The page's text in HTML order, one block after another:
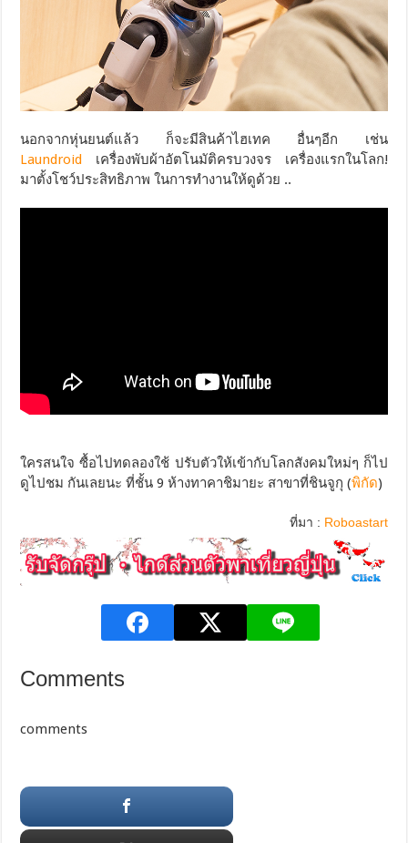
นอกจากหุ่นยนต์แล้ว ก็จะมีสินค้าไฮเทค อื่นๆอีก เช่น
Laundroid เครื่องพับผ้าอัตโนมัติครบวงจร เครื่องแรกในโลก!
มาตั้งโชว์ประสิทธิภาพ ในการทำงานให้ดูด้วย ..
ใครสนใจ ซื้อไปทดลองใช้ ปรับตัวให้เข้ากับโลกสังคมใหม่ๆ ก็ไป
ดูไปชม กันเลยนะ ที่ชั้น 9 ห้างทาคาชิมายะ สาขาที่ชินจูกุ (พิกัด)
ที่มา : Roboastart
Comments
comments